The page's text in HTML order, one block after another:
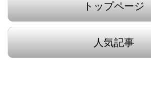
トップページ
人気記事